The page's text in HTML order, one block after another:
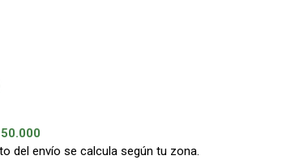
del envío se calcula según tu zona.